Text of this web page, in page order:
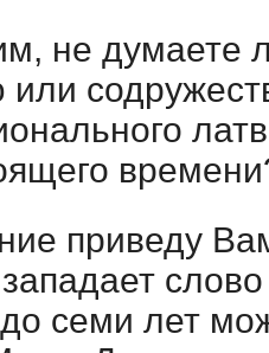
не думаете
или
приведу
семи лет